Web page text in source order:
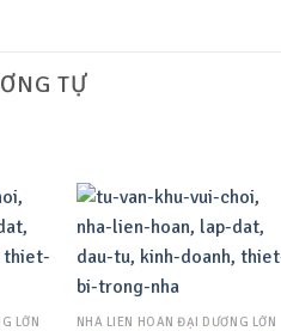
TỰ
LỚN NHÀ LIÊN HOÀN ĐẠI DƯƠNG LỚN